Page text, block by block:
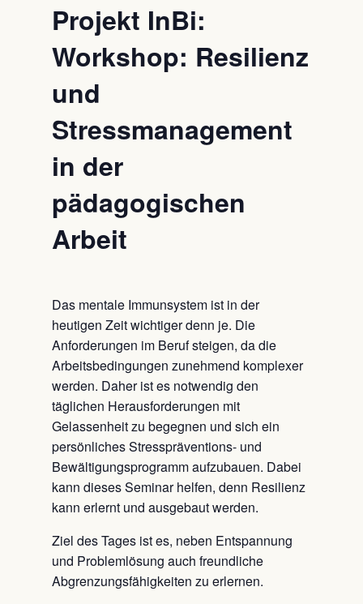
Projekt InBi:
Workshop: Resilienz
und
Stressmanagement
in der
pädagogischen
Arbeit
Das mentale Immunsystem ist in der
heutigen Zeit wichtiger denn je. Die
Anforderungen im Beruf steigen, da die
Arbeitsbedingungen zunehmend komplexer
werden. Daher ist es notwendig den
täglichen Herausforderungen mit
Gelassenheit zu begegnen und sich ein
persönliches Stresspräventions- und
Bewältigungsprogramm aufzubauen. Dabei
kann dieses Seminar helfen, denn Resilienz
kann erlernt und ausgebaut werden.
Ziel des Tages ist es, neben Entspannung
und Problemlösung auch freundliche
Abgrenzungsfähigkeiten zu erlernen.